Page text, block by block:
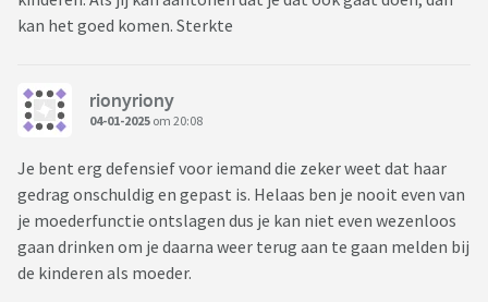
kan het goed komen. Sterkte
rionyriony
04-01-2025 om 20:08
Je bent erg defensief voor iemand die zeker weet dat haar
gedrag onschuldig en gepast is. Helaas ben je nooit even van
je moederfunctie ontslagen dus je kan niet even wezenloos
gaan drinken om je daarna weer terug aan te gaan melden bij
de kinderen als moeder.